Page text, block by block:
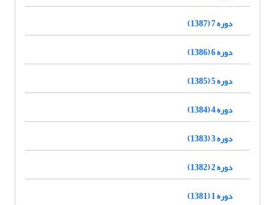
دوره 7 (1387)
دوره 6 (1386)
دوره 5 (1385)
دوره 4 (1384)
دوره 3 (1383)
دوره 2 (1382)
دوره 1 (1381)